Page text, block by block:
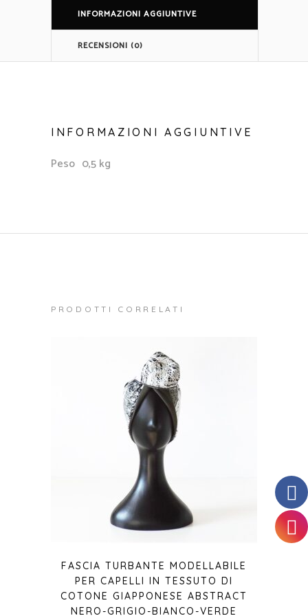
cobalto
quantità
INFORMAZIONI AGGIUNTIVE
RECENSIONI (0)
INFORMAZIONI AGGIUNTIVE
Peso 0,5 kg
PRODOTTI CORRELATI
FASCIA TURBANTE MODELLABILE
PER CAPELLI IN TESSUTO DI
COTONE GIAPPONESE ABSTRACT
NERO-GRIGIO-BIANCO-VERDE